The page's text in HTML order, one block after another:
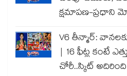
క్షమాపణ-ప్రధాని
V6 తీన్మార్: వానలకు
| 16 ఫీట్ల కంటే
చోరీ..స్కిట్ అదిరింది